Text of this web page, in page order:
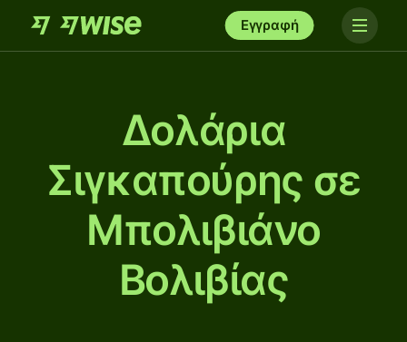
Εγγραφή
Δολάρια
Σιγκαπούρης σε
Μπολιβιάνο
Βολιβίας